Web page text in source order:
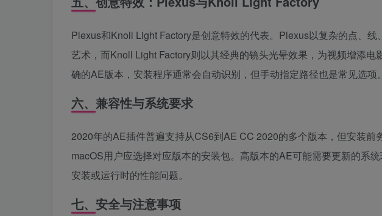
Plexus和Knoll Light Factory是创意特效的代表。Plexus以复杂的点、
艺术，而Knoll Light Factory则以其经典的镜头光晕效果，为视频增添电
确的AE版本，安装程序通常会自动识别，但手动指定路径也是常见选项。
六、兼容性与系统要求
2020年的AE插件普遍支持从CS6到AE CC 2020的多个版本，但安装前
macOS用户应选择对应版本的安装包。高版本的AE可能需要更新的系
安装或运行时的性能问题。
七、安全与注意事项